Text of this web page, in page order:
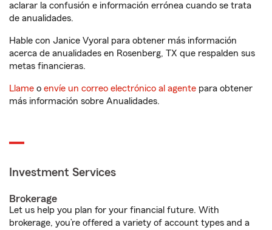
aclarar la confusión e información errónea cuando se trata
de anualidades.
Hable con Janice Vyoral para obtener más información
acerca de anualidades en Rosenberg, TX que respalden sus
metas financieras.
Llame o envíe un correo electrónico al agente para obtener
más información sobre Anualidades.
Investment Services
Brokerage
Let us help you plan for your financial future. With
brokerage, you’re offered a variety of account types and a